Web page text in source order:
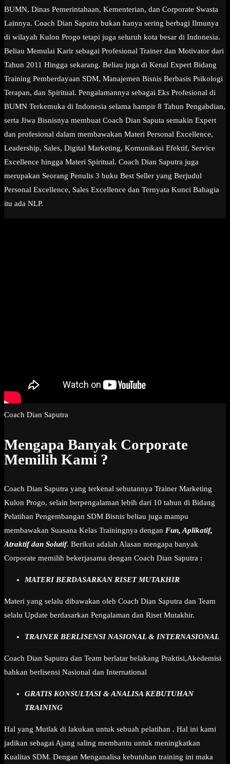
BUMN, Dinas Pemerintahaan, Kementerian, dan Corporate Swasta
Lainnya. Coach Dian Saputra bukan hanya sering berbagi Ilmunya
di wilayah Kulon Progo tetapi juga seluruh kota besar di Indonesia.
Beliau Memulai Karir sebagai Profesional Trainer dan Motivator dari
Tahun 2011 Hingga sekarang. Beliau juga di Kenal Expert Bidang
Training Pemberdayaan SDM, Manajemen Bisnis Berbasis Psikologi
Terapan, dan Spiritual. Pengalamannya sebagai Eks Profesional di
BUMN Terkemuka di Indonesia selama hampir 8 Tahun Pengabdian,
serta Jiwa Bisnisnya membuat Coach Dian Saputa semakin Expert
dan profesional dalam membawakan Materi Personal Excellence,
Leadership, Sales, Digital Marketing, Komunikasi Efektif, Service
Excellence hingga Materi Spiritual. Coach Dian Saputra juga
merupakan Seorang Penulis 3 buku Best Seller yang Berjudul
Personal Excellence, Sales Excellence dan Ternyata Kunci Bahagia
itu ada NLP.
Coach Dian Saputra
Mengapa Banyak Corporate
Memilih Kami ?
Coach Dian Saputra yang terkenal sebutannya Trainer Marketing
Kulon Progo, selain berpengalaman lebih dari 10 tahun di Bidang
Pelatihan Pengembangan SDM Bisnis beliau juga mampu
membawakan Suasana Kelas Trainingnya dengan Fun, Aplikatif,
Atraktif dan Solutif. Berikut adalah Alasan mengapa banyak
Corporate memilih bekerjasama dengan Coach Dian Saputra :
MATERI BERDASARKAN RISET MUTAKHIR
Materi yang selalu dibawakan oleh Coach Dian Saputra dan Team
selalu Update berdasarkan Pengalaman dan Riset Mutakhir.
TRAINER BERLISENSI NASIONAL & INTERNASIONAL
Coach Dian Saputra dan Team berlatar belakang Praktisi,Akedemisi
bahkan berlisensi Nasional dan International
GRATIS KONSULTASI & ANALISA KEBUTUHAN
TRAINING
Hal yang Mutlak di lakukan untuk sebuah pelatihan . Hal ini kami
jadikan sebagai Ajang saling membantu untuk meningkatkan
Kualitas SDM. Dengan Menganalisa kebutuhan training ini maka